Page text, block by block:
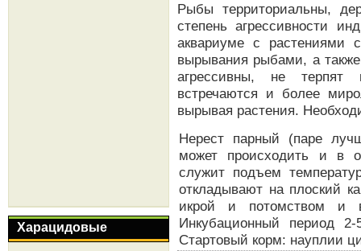
Рыбы территориальны,
степень агрессивности
аквариуме с
вырывания рыбами, а
агрессивны, не
встречаются и более
вырывая растения.
Нерест парный (паре
может происходить и в
служит подъем
откладывают на плоский
икрой и потомством и
Инкубационный период
Стартовый корм: науплии
Харацидовые